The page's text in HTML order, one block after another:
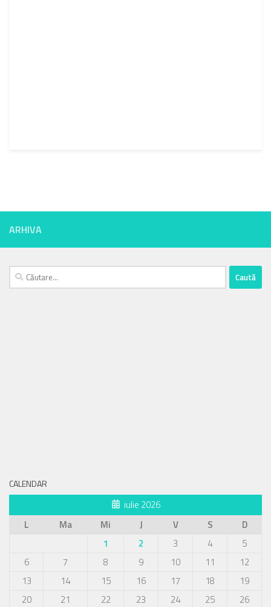
ARHIVA
Caută
după:
CALENDAR
iulie 2026
L
Ma Mi J V S
D
1
2 3 4
5
6
7 8 9 10 11
12
13
14 15 16 17 18
19
20
21 22 23 24 25
26